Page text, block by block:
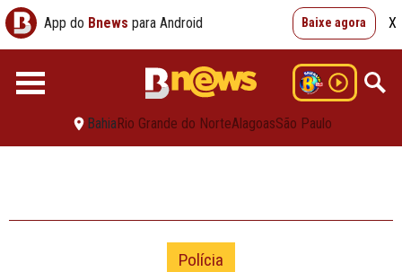
App do Bnews para Android Baixe agora X
BahiaRio Grande do NorteAlagoasSão Paulo
Polícia